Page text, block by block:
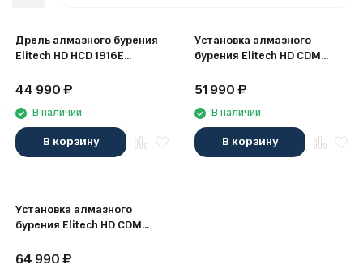
Дрель алмазного бурения
Elitech HD HCD 1916E
44 990₽
В наличии
В корзину
Установка алмазного
бурения Elitech HD CDM
51 990₽
В наличии
В корзину
Установка алмазного
бурения Elitech HD CDM
64 990₽